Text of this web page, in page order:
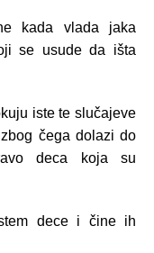
kada vlada jaka
se usude da išta
iste te slučajeve
čega dolazi do
deca koja su
dece i čine ih